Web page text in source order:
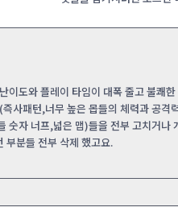
이도와 플레이 타임이 대폭 줄고 불쾌
사패턴,너무 높은 몹들의 체력과 공격
숫자 너프,넓은 맵)들을 전부 고치거나
부분들 전부 삭제 했고요.